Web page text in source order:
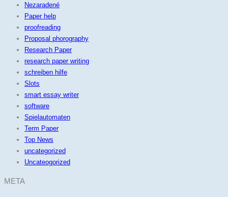
Nezaradené
Paper help
proofreading
Proposal phorography
Research Paper
research paper writing
schreiben hilfe
Slots
smart essay writer
software
Spielautomaten
Term Paper
Top News
uncategorized
Uncateogorized
META